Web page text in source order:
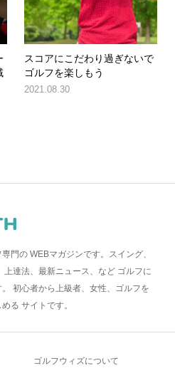
スコアにこだわり過ぎないで
ゴルフを楽しもう
2021.08.30
門の WEBマガジンです。スイング、
達法、最新ニュース、など ゴルフに
初心者から上級者、女性、ゴルフを
る サイトです。
ゴルフウィズについて